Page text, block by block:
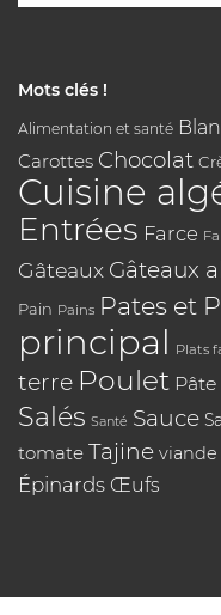
Mots clés !
Alimentation et santé
Carottes Chocolat
Cuisine
Entrées Farce
Gâteaux Gâteaux
Pain Pains Pates et
principal Plats
terre Poulet Pâte
Salés Santé Sauce
tomate Tajine viande
Épinards Œufs